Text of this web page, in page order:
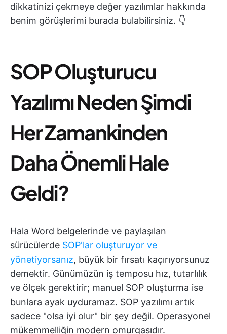
dikkatinizi çekmeye değer yazılımlar hakkında
benim görüşlerimi burada bulabilirsiniz. 👇
SOP Oluşturucu
Yazılımı Neden Şimdi
Her Zamankinden
Daha Önemli Hale
Geldi?
Hala Word belgelerinde ve paylaşılan
sürücülerde SOP'lar oluşturuyor ve
yönetiyorsanız, büyük bir fırsatı kaçırıyorsunuz
demektir. Günümüzün iş temposu hız, tutarlılık
ve ölçek gerektirir; manuel SOP oluşturma ise
bunlara ayak uyduramaz. SOP yazılımı artık
sadece "olsa iyi olur" bir şey değil. Operasyonel
mükemmelliğin modern omurgasıdır.